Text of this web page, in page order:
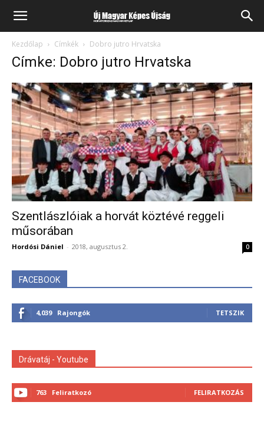
Kezdőlap Címkék Dobro jutro Hrvatska
Címke: Dobro jutro Hrvatska
Szentlászlóiak a horvát köztévé reggeli
műsorában
Hordósi Dániel - 2018, augusztus 2. 0
FACEBOOK
4,039 Rajongók TETSZIK
Drávatáj - Youtube
763 Feliratkozó FELIRATKOZÁS